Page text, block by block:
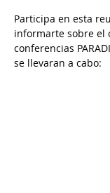
Participa en esta
informarte sobre el
conferencias
se llevaran a cabo: